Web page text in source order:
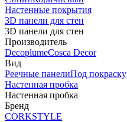
Настенные покрытия
3D панели для стен
3D панели для стен
Производитель
DecoplumeCosca Decor
Вид
Реечные панелиПод покраску
Настенная пробка
Настенная пробка
Бренд
CORKSTYLE